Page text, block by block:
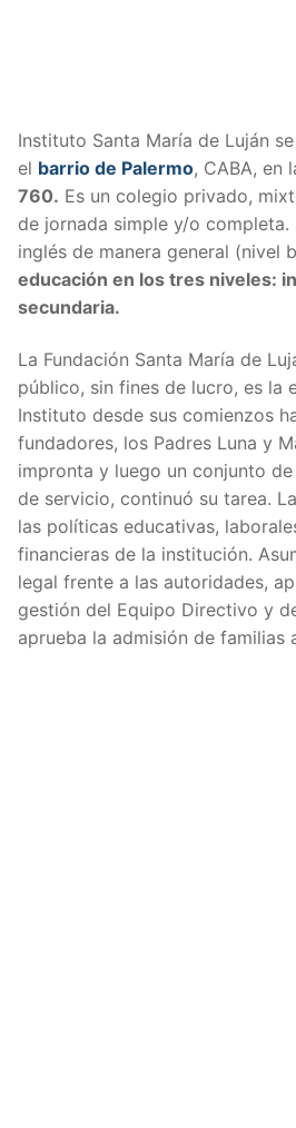
Instituto Santa María de Luján
el barrio de Palermo, CABA, en
760. Es un colegio privado,
de jornada simple y/o completa.
inglés de manera general (nivel
educación en los tres niveles:
secundaria.
La Fundación Santa María de
público, sin fines de lucro, es la
Instituto desde sus comienzos
fundadores, los Padres Luna y
impronta y luego un conjunto
de servicio, continuó su tarea.
las políticas educativas,
financieras de la institución.
legal frente a las autoridades,
gestión del Equipo Directivo y
aprueba la admisión de familias